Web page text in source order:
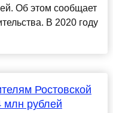
Об этом сообщает
В 2020 году
Ростовской
млн рублей